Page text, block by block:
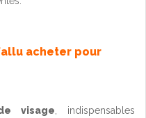
acheter pour
visage , indispensables